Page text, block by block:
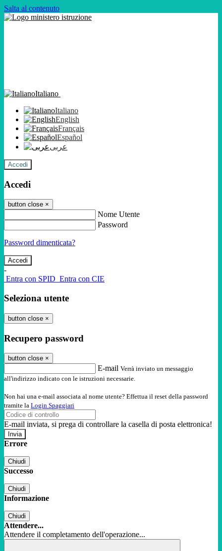
Salta al contenuto
Italiano
Italiano
English
Français
Español
عربى
Accedi
Accedi
button close ×
Nome Utente
Password
Password dimenticata?
-
Entra con SPID Entra con CIE
Seleziona utente
button close ×
Recupero password
button close ×
E-mail Verrà inviato un messaggio
all'indirizzo indicato con le istruzioni necessarie.
Non hai una e-mail associata al nome utente? Effettua il reset della password
tramite la Login Spaggiari
E-mail inviata, si prega di controllare la casella di posta elettronica!
Errore
Chiudi
Successo
Chiudi
Informazione
Chiudi
Attendere...
Attendere il completamento dell'operazione...